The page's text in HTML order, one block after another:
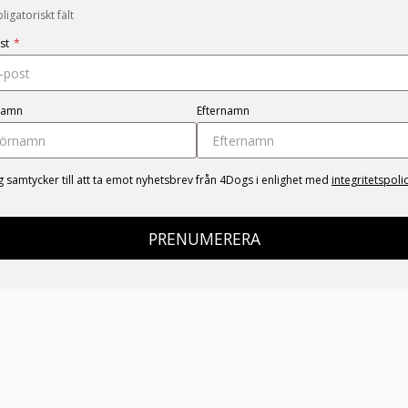
fält
*
Efternamn
samtycker till att ta emot nyhetsbrev från 4Dogs i enlighet med
PRENUMERERA